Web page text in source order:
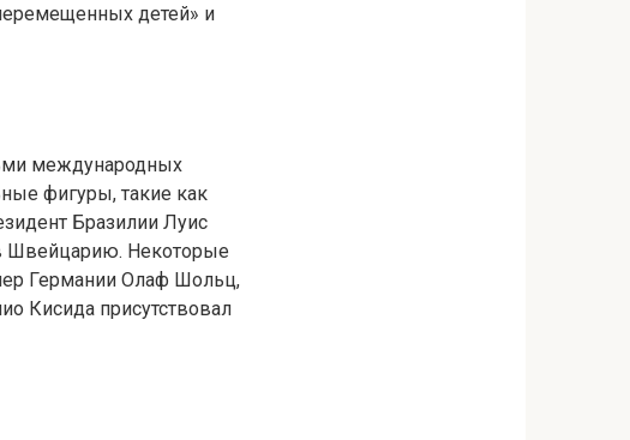
детей» и
международных
фигуры, такие как
Бразилии Луис
Швейцарию. Некоторые
Германии Олаф Шольц,
Кисида присутствовал